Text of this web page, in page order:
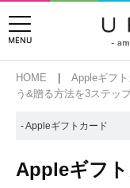
HOME Appleギフト
う&贈る方法を3ステッ
- Appleギフトカード
Appleギフ